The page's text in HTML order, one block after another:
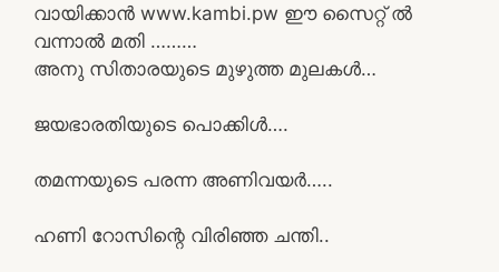
വായിക്കാൻ www.kambi.pw ഈ സൈറ്റ് ൽ
വന്നാൽ മതി ………
അനു സിതാരയുടെ മുഴുത്ത മുലകൾ…
ജയഭാരതിയുടെ പൊക്കിൾ….
തമന്നയുടെ പരന്ന അണിവയർ…..
ഹണി റോസിന്റെ വിരിഞ്ഞ ചന്തി..